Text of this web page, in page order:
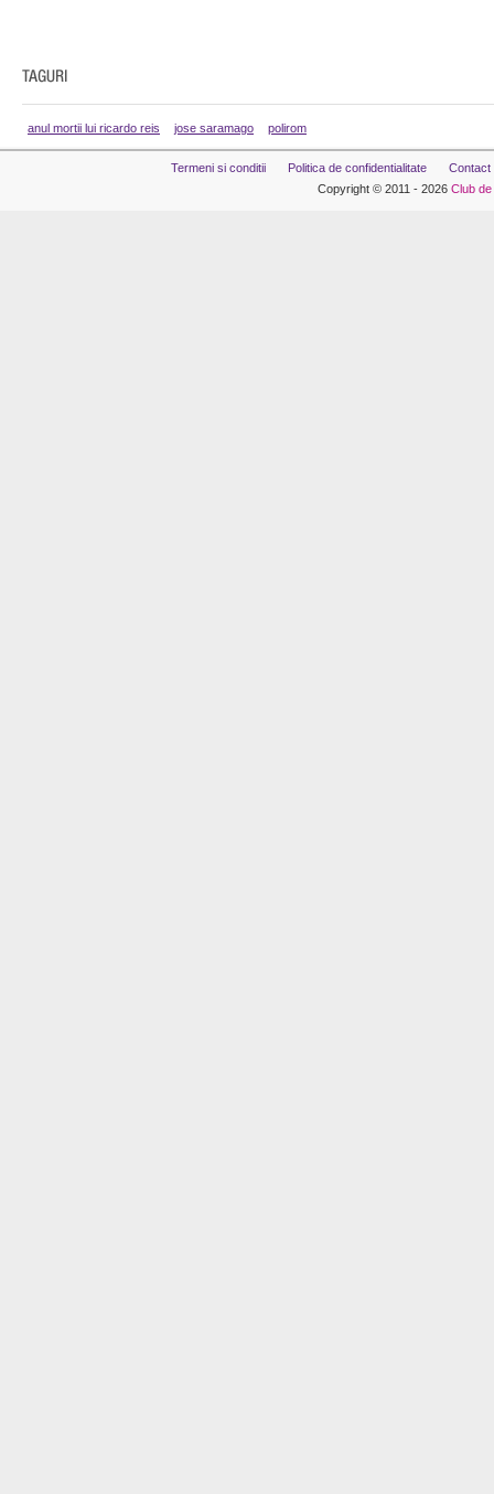
anul mortii lui ricardo reis jose saramago polirom
Termeni si conditii Politica de confidentialitate
Contact
Copyright © 2011 - 2026 Club